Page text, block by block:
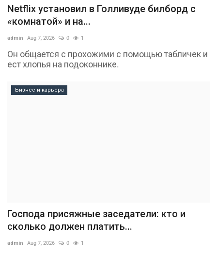
Netflix установил в Голливуде билборд с
«комнатой» и на...
admin Aug 7, 2026 0 1
Он общается с прохожими с помощью табличек и
ест хлопья на подоконнике.
Бизнес и карьера
Господа присяжные заседатели: кто и
сколько должен платить...
admin Aug 7, 2026 0 1